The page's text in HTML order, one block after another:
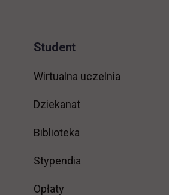
Student
Wirtualna uczelnia
Dziekanat
Biblioteka
Stypendia
Opłaty